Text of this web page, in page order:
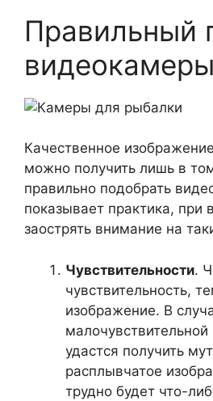
Правильный
видеокамеры
Качественное
можно получить лишь в
правильно подобрать
показывает практика, при
заострять внимание на
Чувствительности.
чувствительность,
изображение. В
удастся получить
расплывчатое
трудно будет что-